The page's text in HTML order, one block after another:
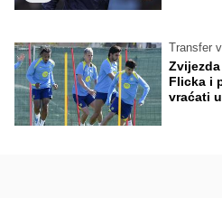
Transfer
Flicka i
vraćati